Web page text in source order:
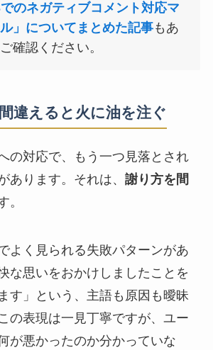
でのネガティブコメント対応マ
」についてまとめた記事もあ
確認ください。
違えると火に油を注ぐ
の対応で、もう一つ見落とされ
あります。それは、 謝り方を間
。
よく見られる失敗パターンがあ
な思いをおかけしましたことを
す」という、主語も原因も曖昧
の表現は一見丁寧ですが、ユー
が悪かったのか分かっていな